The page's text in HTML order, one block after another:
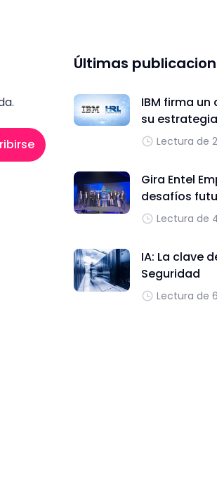
Últimas
IBM firma
su
Lectura de
Gira Entel
desafíos
Lectura de
IA: La clave
Seguridad
Lectura de